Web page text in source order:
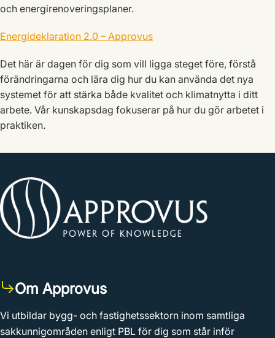
och energirenoveringsplaner.
Energideklaration 2.0 – Approvus
Det här är dagen för dig som vill ligga steget före, förstå
förändringarna och lära dig hur du kan använda det nya
systemet för att stärka både kvalitet och klimatnytta i ditt
arbete. Vår kunskapsdag fokuserar på hur du gör arbetet i
praktiken.
Om Approvus
Vi utbildar bygg- och fastighetssektorn inom samtliga
sakkunnigområden enligt PBL för dig som står inför